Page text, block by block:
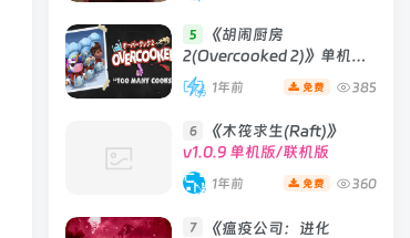
5
《胡闹厨房
2(Overcooked 2)》单机版/
联机版
[v6.242 单机版 +
Build 01102020 联机版]
1年前 免费 385
6
《木筏求生(Raft)》
v1.0.9 单机版/联机版
1年前 免费 360
7
《瘟疫公司：进化